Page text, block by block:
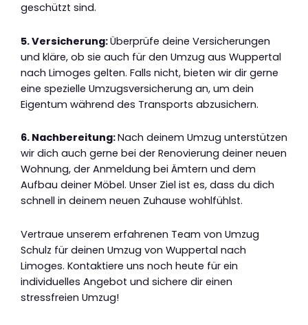
geschützt sind.
5. Versicherung:Überprüfe deine Versicherungen
und kläre, ob sie auch für den Umzug aus Wuppertal
nach Limoges gelten. Falls nicht, bieten wir dir gerne
eine spezielle Umzugsversicherung an, um dein
Eigentum während des Transports abzusichern.
6. Nachbereitung:Nach deinem Umzug unterstützen
wir dich auch gerne bei der Renovierung deiner neuen
Wohnung, der Anmeldung bei Ämtern und dem
Aufbau deiner Möbel. Unser Ziel ist es, dass du dich
schnell in deinem neuen Zuhause wohlfühlst.
Vertraue unserem erfahrenen Team von Umzug
Schulz für deinen Umzug von Wuppertal nach
Limoges. Kontaktiere uns noch heute für ein
individuelles Angebot und sichere dir einen
stressfreien Umzug!